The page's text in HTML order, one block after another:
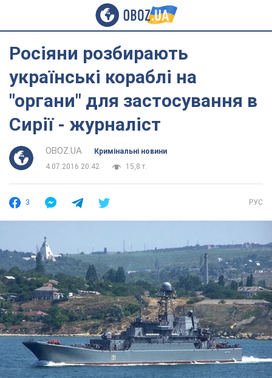
Росіяни розбирають
українські кораблі на
"органи" для застосування в
Сирії - журналіст
OBOZ.UA
Кримінальні новини
4.07.2016 20:42
15,8 т.
3 РУС